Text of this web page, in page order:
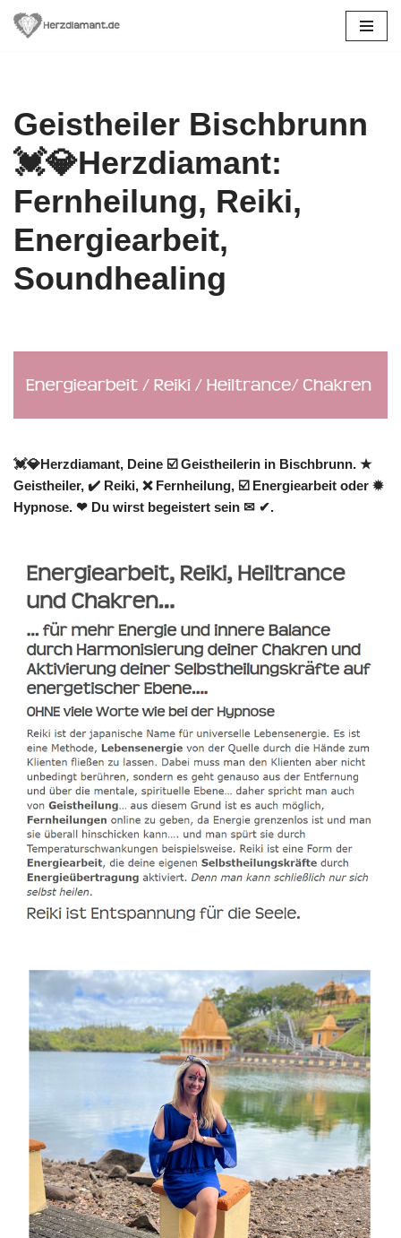
Geistheiler Bischbrunn
💓️💎Herzdiamant:
Fernheilung, Reiki,
Energiearbeit,
Soundhealing
💓️💎Herzdiamant, Deine ☑️ Geistheilerin in Bischbrunn. ★
Geistheiler, ✔️ Reiki, ❌ Fernheilung, ☑️ Energiearbeit oder ✹
Hypnose. ❤ Du wirst begeistert sein ✉ ✔.